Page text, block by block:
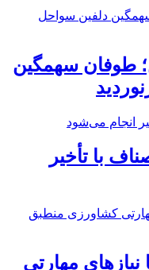
طوفان سهمگین
با تأخیر
نیازهای مهارتی